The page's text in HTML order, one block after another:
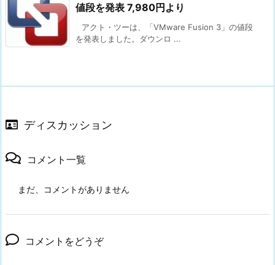
値段を発表 7,980円より
アクト・ツーは、「VMware Fusion 3」の値段
を発表しました。ダウンロ ...
ディスカッション
コメント一覧
まだ、コメントがありません
コメントをどうぞ